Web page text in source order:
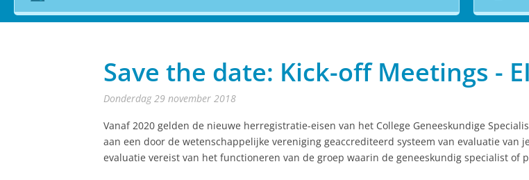
Save the date: Kick-off Meetings -
donderdag 29 november 2018
Vanaf 2020 gelden de nieuwe herregistratie-eisen van het College Geneeskundige
aan een door de wetenschappelijke vereniging geaccrediteerd systeem van evaluatie
evaluatie vereist van het functioneren van de groep waarin de geneeskundig specialist of